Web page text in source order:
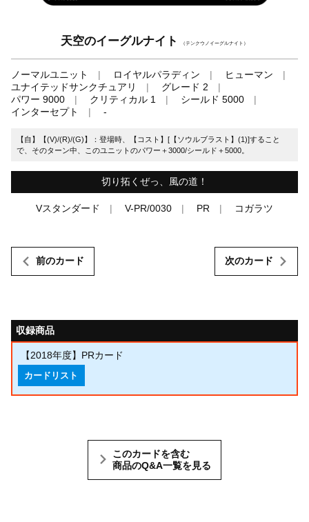
天空のイーグルナイト （テンクウノイーグルナイト）
ノーマルユニット ロイヤルパラディン
ヒューマン
ユナイテッドサンクチュアリ
グレード 2
パワー 9000
クリティカル 1
シールド 5000
インターセプト
-
【自】【(V)/(R)/(G)】：登場時、【コスト】[【ソウルブラスト】(1)]すること
で、そのターン中、このユニットのパワー＋3000/シールド＋5000。
切り拓くぜっ、風の道！
Vスタンダード V-PR/0030 PR コガラツ
前のカード 次のカード
収録商品
【2018年度】PRカード
カードリスト
このカードを含む
商品のQ&A一覧を見る